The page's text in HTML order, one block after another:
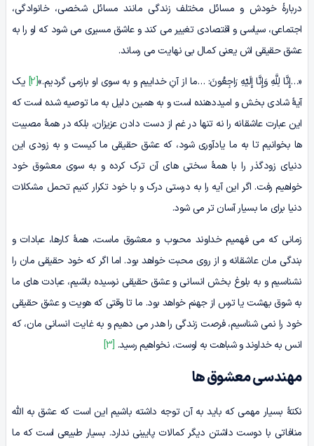
دربارۀ خودش و مسائل مختلف زندگی­ مانند مسائل شخصی، خانوادگی،
اجتماعی، سیاسی و اقتصادی تغییر می ­کند و عاشق مسیری می ­شود که او را به
عشق حقیقی اش یعنی کمال بی ­نهایت می‌ رساند.
«…إِنَّا لِلَّهِ وَإِنَّا إِلَیْهِ رَاجِعُونَ: …ما از آنِ خداییم و به سوی او بازمی ­گردیم.»[2]
یک
آیۀ شادی­ بخش و امیددهنده است و به همین دلیل به ما توصیه شده است که
این عبارت عاشقانه را نه تنها در غم از دست دادن عزیزان، بلکه در همۀ مصیبت
­ها بخوانیم تا به ما یادآوری شود، که عشق حقیقی ما کیست و به زودی این
دنیای زودگذر را با همۀ سختی ­های آن ترک کرده و به سوی معشوق خود
خواهیم رفت. اگر این آیه را به درستی درک و با خود تکرار کنیم تحمل مشکلات
دنیا برای ما بسیار آسان ­تر می­ شود.
زمانی که می ­فهمیم خداوند محبوب و معشوق ماست، همۀ کارها، عبادات و
بندگی مان عاشقانه و از روی محبت خواهد بود. اما اگر که خود حقیقی ­مان را
نشناسیم و به بلوغ بخش انسانی و عشق حقیقی­ نرسیده باشیم، عبادت های ما
به شوق بهشت یا ترس از جهنم خواهد بود. ما تا وقتی که هویت و عشق حقیقی
خود را نمی شناسیم، فرصت زندگی را هدر می دهیم و به غایت انسانی‌ مان، که
انس به خداوند و شباهت به اوست، نخواهیم رسید. [3]
مهندسی معشوق ­ها
نکتۀ بسیار مهمی که باید به آن توجه داشته باشیم این است که عشق به الله
منافاتی با دوست داشتن دیگر کمالات پایینی ندارد. بسیار طبیعی است که ما